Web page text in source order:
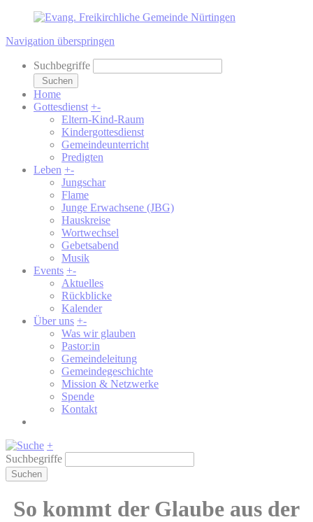
Navigation überspringen
Suchbegriffe
Suchen
Home
Gottesdienst +-
Eltern-Kind-Raum
Kindergottesdienst
Gemeindeunterricht
Predigten
Leben +-
Jungschar
Flame
Junge Erwachsene (JBG)
Hauskreise
Wortwechsel
Gebetsabend
Musik
Events +-
Aktuelles
Rückblicke
Kalender
Über uns +-
Was wir glauben
Pastor:in
Gemeindeleitung
Gemeindegeschichte
Mission & Netzwerke
Spende
Kontakt
+
Suchbegriffe
Suchen
So kommt der Glaube aus der